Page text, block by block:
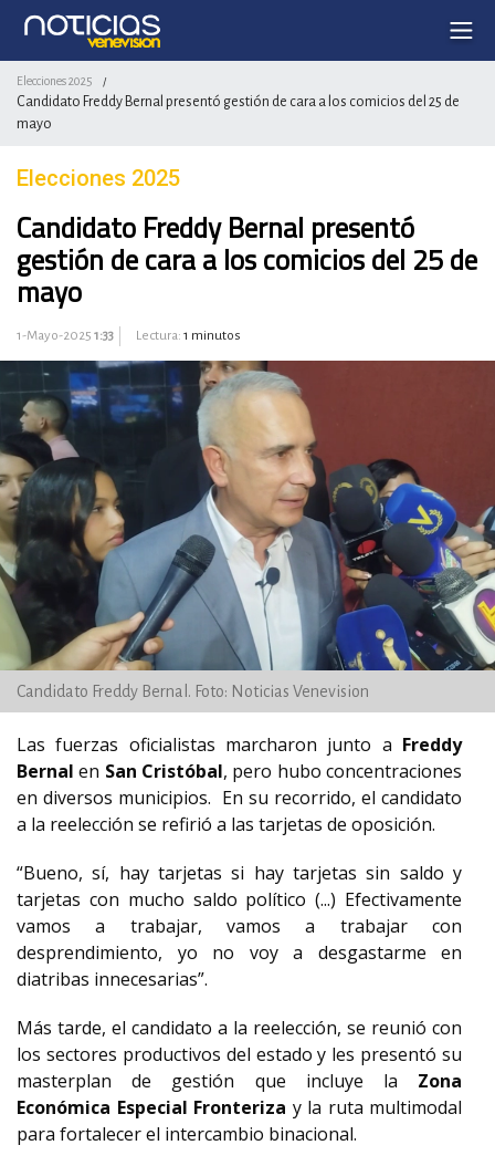
Elecciones 2025 /
Candidato Freddy Bernal presentó gestión de cara a los comicios del 25 de
mayo
Elecciones 2025
Candidato Freddy Bernal presentó
gestión de cara a los comicios del 25 de
mayo
1-Mayo-2025 1:33 Lectura: 1 minutos
Candidato Freddy Bernal. Foto: Noticias Venevision
Las fuerzas oficialistas marcharon junto a Freddy
Bernal en San Cristóbal, pero hubo concentraciones
en diversos municipios. En su recorrido, el candidato
a la reelección se refirió a las tarjetas de oposición.
“Bueno, sí, hay tarjetas si hay tarjetas sin saldo y
tarjetas con mucho saldo político (...) Efectivamente
vamos a trabajar, vamos a trabajar con
desprendimiento, yo no voy a desgastarme en
diatribas innecesarias”.
Más tarde, el candidato a la reelección, se reunió con
los sectores productivos del estado y les presentó su
masterplan de gestión que incluye la Zona
Económica Especial Fronteriza y la ruta multimodal
para fortalecer el intercambio binacional.